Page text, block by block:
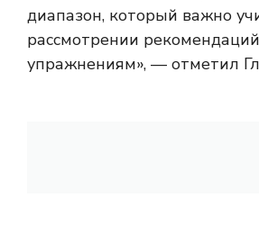
диапазон, который важно
рассмотрении
упражнениям», — отметил